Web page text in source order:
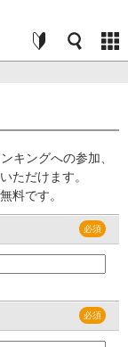
キングへの参加、
ただけます。
料です。